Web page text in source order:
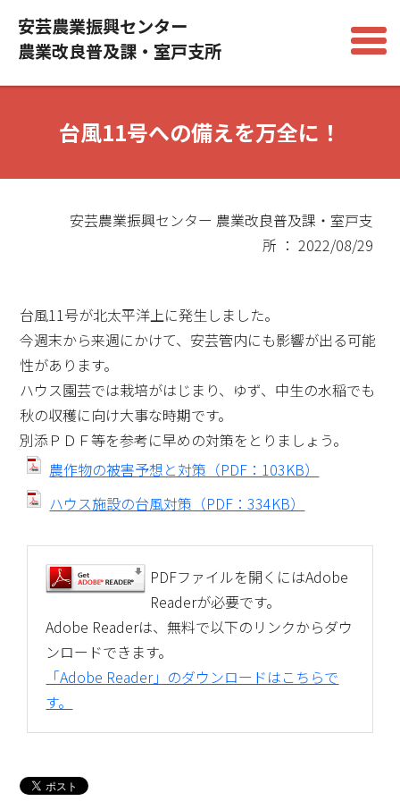
安芸農業振興センター
農業改良普及課・室戸支所
台風11号への備えを万全に！
安芸農業振興センター 農業改良普及課・室戸支
所 ： 2022/08/29
台風11号が北太平洋上に発生しました。
今週末から来週にかけて、安芸管内にも影響が出る可能
性があります。
ハウス園芸では栽培がはじまり、ゆず、中生の水稲でも
秋の収穫に向け大事な時期です。
別添ＰＤＦ等を参考に早めの対策をとりましょう。
農作物の被害予想と対策（PDF：103KB）
ハウス施設の台風対策（PDF：334KB）
PDFファイルを開くにはAdobe
Readerが必要です。
Adobe Readerは、無料で以下のリンクからダウ
ンロードできます。
「Adobe Reader」のダウンロードはこちらで
す。